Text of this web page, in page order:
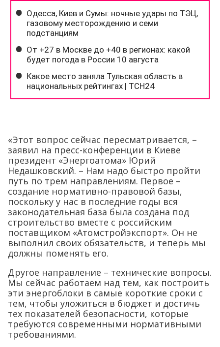
«Этот вопрос сейчас пересматривается, –
заявил на пресс-конференции в Киеве
президент «Энергоатома» Юрий
Недашковский. – Нам надо быстро пройти
путь по трем направлениям. Первое –
создание нормативно-правовой базы,
поскольку у нас в последние годы вся
законодательная база была создана под
строительство вместе с российским
поставщиком «Атомстройэкспорт». Он не
выполнил своих обязательств, и теперь мы
должны поменять его.
Другое направление – технические вопросы.
Мы сейчас работаем над тем, как построить
эти энергоблоки в самые короткие сроки с
тем, чтобы уложиться в бюджет и достичь
тех показателей безопасности, которые
требуются современными нормативными
требованиями.